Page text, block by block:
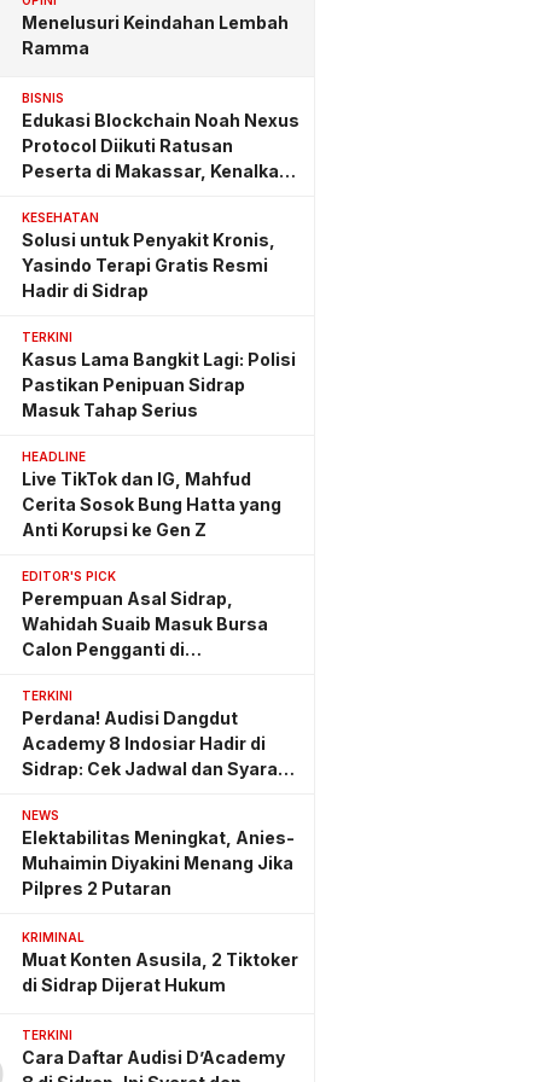
Menelusuri Keindahan Lembah
Ramma
BISNIS
Edukasi Blockchain Noah Nexus
Protocol Diikuti Ratusan
Peserta di Makassar, Kenalkan
KESEHATAN
Solusi untuk Penyakit Kronis,
Yasindo Terapi Gratis Resmi
Hadir di Sidrap
TERKINI
Kasus Lama Bangkit Lagi: Polisi
Pastikan Penipuan Sidrap
Masuk Tahap Serius
HEADLINE
Live TikTok dan IG, Mahfud
Cerita Sosok Bung Hatta yang
Anti Korupsi ke Gen Z
EDITOR'S PICK
Perempuan Asal Sidrap,
Wahidah Suaib Masuk Bursa
Calon Pengganti di
TERKINI
Perdana! Audisi Dangdut
Academy 8 Indosiar Hadir di
Sidrap: Cek Jadwal dan Syarat
NEWS
Elektabilitas Meningkat, Anies-
Muhaimin Diyakini Menang Jika
Pilpres 2 Putaran
KRIMINAL
Muat Konten Asusila, 2 Tiktoker
di Sidrap Dijerat Hukum
TERKINI
Cara Daftar Audisi D’Academy